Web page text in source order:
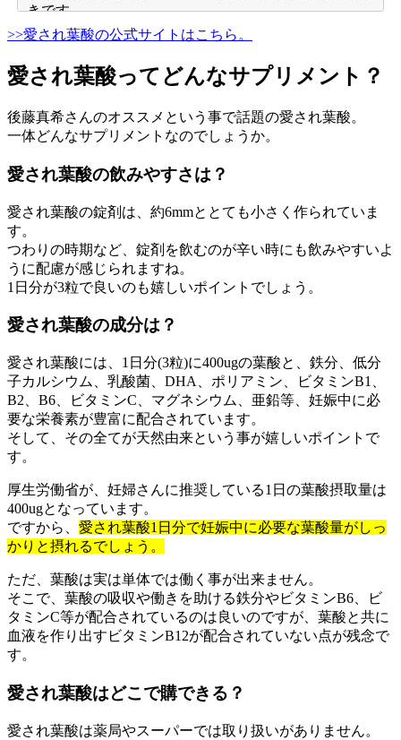
きです。
葉酸だけではなく、DHAやカルシウムなども一緒に摂
・Aさん 20代 二人目妊活中
二人が欲しいと思ってから、妊娠に備えて飲んでいま
す。
ナチュラルなのに、妊娠に必要な成分がきちんと入っ
妊娠したら産後まで続けたいです。
・Jさん 30代 妊娠中
最初は葉酸、鉄分、カルシウムと3種類のサプリを飲
んでいましたが、毎日何粒も飲むのも辛くなってきた
のでひとつにまとめたいと思いました。
天然由来のサプリメントがいいなと思っていたとこ
ちょっと高いですが、飲みやすいので続けたいです。
・Kさん 40代 妊娠5ヶ月
高齢出産で何かと不安でしたので、なるべく自然派の
ろ、飲みやすく栄養成分も豊富だったので続けていま
す。
>>愛され葉酸の公式サイトはこちら。
愛され葉酸ってどんなサプリメント？
後藤真希さんのオススメという事で話題の愛され葉酸。
一体どんなサプリメントなのでしょうか。
愛され葉酸の飲みやすさは？
愛され葉酸の錠剤は、約6mmととても小さく作られていま
す。
つわりの時期など、錠剤を飲むのが辛い時にも飲みやすいよ
うに配慮が感じられますね。
1日分が3粒で良いのも嬉しいポイントでしょう。
愛され葉酸の成分は？
愛され葉酸には、1日分(3粒)に400ugの葉酸と、鉄分、低分
子カルシウム、乳酸菌、DHA、ポリアミン、ビタミンB1、
B2、B6、ビタミンC、マグネシウム、亜鉛等、妊娠中に必
要な栄養素が豊富に配合されています。
そして、その全てが天然由来という事が嬉しいポイントで
す。
厚生労働省が、妊婦さんに推奨している1日の葉酸摂取量は
400ugとなっています。
ですから、 愛され葉酸1日分で妊娠中に必要な葉酸量がしっ
かりと摂れるでしょう。
ただ、葉酸は実は単体では働く事が出来ません。
そこで、葉酸の吸収や働きを助ける鉄分やビタミンB6、ビ
タミンC等が配合されているのは良いのですが、葉酸と共に
血液を作り出すビタミンB12が配合されていない点が残念で
す。
愛され葉酸はどこで購できる？
愛され葉酸は薬局やスーパーでは取り扱いがありません。